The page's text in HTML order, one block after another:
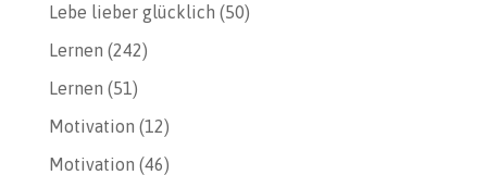
Lebe lieber glücklich (50)
Lernen (242)
Lernen (51)
Motivation (12)
Motivation (46)